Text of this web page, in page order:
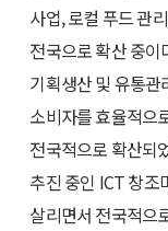
사업, 로컬 푸드 관
전국으로 확산 중
기획생산 및 유통관
소비자를 효율적으
전국적으로 확산되
추진 중인 ICT 창조
살리면서 전국적으